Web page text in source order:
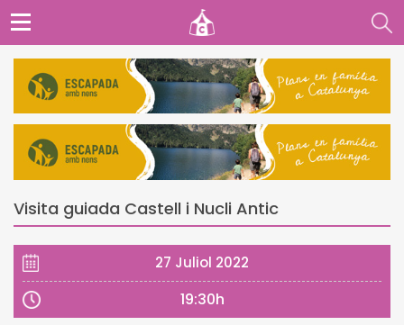
Visita guiada Castell i Nucli Antic
27 Juliol 2022
19:30h